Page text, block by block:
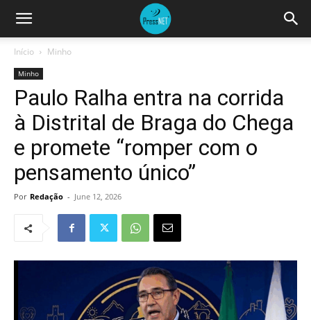
Início Minho
Minho
Paulo Ralha entra na corrida
à Distrital de Braga do Chega
e promete “romper com o
pensamento único”
Por Redação - June 12, 2026